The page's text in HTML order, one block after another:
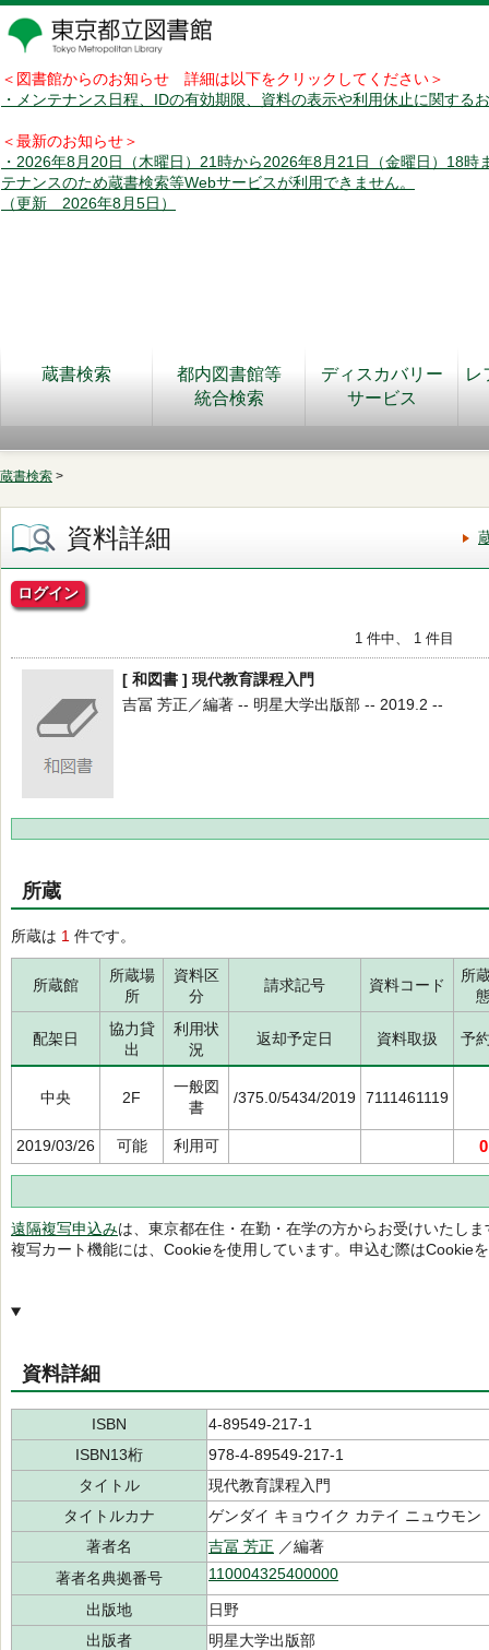
＜図書館からのお知らせ 詳細は以下をクリックしてください＞
・メンテナンス日程、IDの有効期限、資料の表示や利用休止に関する
＜最新のお知らせ＞
・2026年8月20日（木曜日）21時から2026年8月21日（金曜日）18時
テナンスのため蔵書検索等Webサービスが利用できません。
（更新 2026年8月5日）
蔵書検索
都内図書館等
統合検索
ディスカバリー
サービス
レ
蔵書検索 >
資料詳細
ログイン
1 件中、 1 件目
[ 和図書 ] 現代教育課程入門
吉冨 芳正／編著 -- 明星大学出版部 -- 2019.2 --
所蔵
所蔵は 1 件です。
所蔵館
所蔵場
所
資料区
分
請求記号 資料コード
所
配架日
協力貸
出
利用状
況
返却予定日 資料取扱 予
中央 2F
一般図
書
/375.0/5434/2019 7111461119
2019/03/26 可能 利用可 0
遠隔複写申込みは、東京都在住・在勤・在学の方からお受けいたしま
複写カート機能には、Cookieを使用しています。申込む際はCookie
資料詳細
ISBN
4-89549-217-1
ISBN13桁
978-4-89549-217-1
タイトル
現代教育課程入門
タイトルカナ
ゲンダイ キョウイク カテイ ニュウモン
著者名
吉冨 芳正 ／編著
著者名典拠番号
110004325400000
出版地
日野
出版者
明星大学出版部